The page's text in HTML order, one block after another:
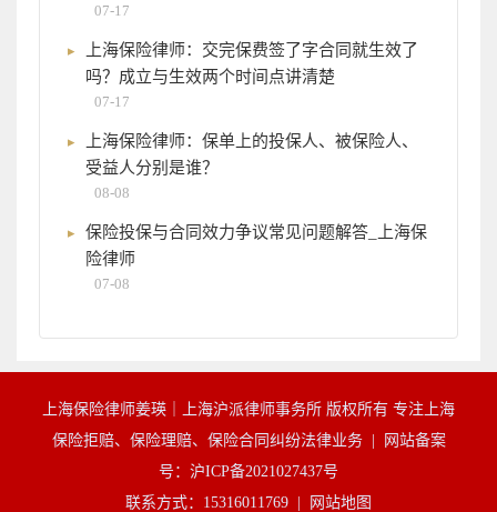
07-17
上海保险律师：交完保费签了字合同就生效了
吗？成立与生效两个时间点讲清楚
07-17
上海保险律师：保单上的投保人、被保险人、
受益人分别是谁？
08-08
保险投保与合同效力争议常见问题解答_上海保
险律师
07-08
上海保险律师姜瑛｜上海沪派律师事务所 版权所有 专注上海
保险拒赔、保险理赔、保险合同纠纷法律业务 |
网站备案
号：沪ICP备2021027437号
联系方式：15316011769 |
网站地图